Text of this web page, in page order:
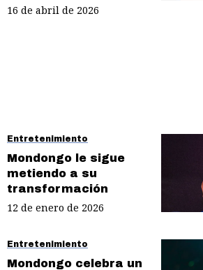
16 de abril de 2026
Entretenimiento
Mondongo le sigue
metiendo a su
transformación
12 de enero de 2026
Entretenimiento
Mondongo celebra un